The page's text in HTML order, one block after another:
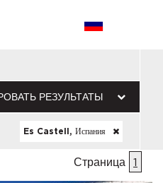
РЕЗУЛЬТАТЫ
Es Castell, Испания
Страница 1